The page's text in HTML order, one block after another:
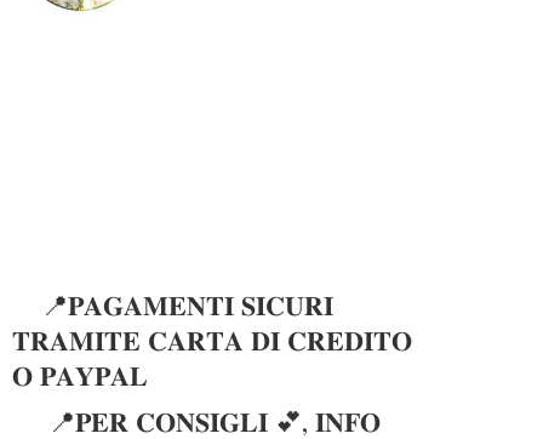
📍𝐏𝐀𝐆𝐀𝐌𝐄𝐍𝐓𝐈 𝐒𝐈𝐂𝐔𝐑𝐈
𝐓𝐑𝐀𝐌𝐈𝐓𝐄 𝐂𝐀𝐑𝐓𝐀 𝐃𝐈 𝐂𝐑𝐄𝐃𝐈𝐓𝐎
𝐎 𝐏𝐀𝐘𝐏𝐀𝐋
📍𝐏𝐄𝐑 𝐂𝐎𝐍𝐒𝐈𝐆𝐋𝐈 💕, 𝐈𝐍𝐅𝐎